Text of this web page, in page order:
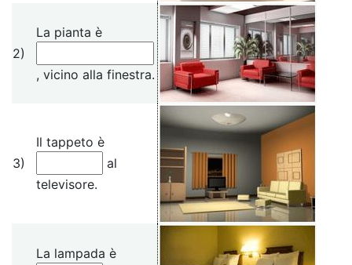
2)
La pianta è
, vicino alla finestra.
3)
Il tappeto è
al
televisore.
La lampada è